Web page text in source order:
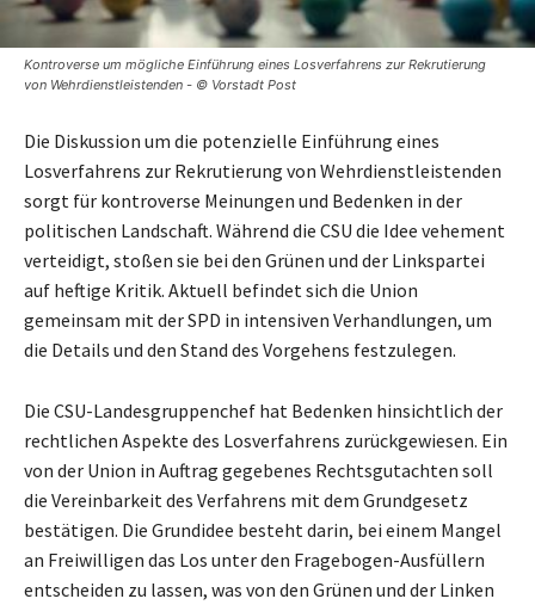
Kontroverse um mögliche Einführung eines Losverfahrens zur Rekrutierung
von Wehrdienstleistenden - © Vorstadt Post
Die Diskussion um die potenzielle Einführung eines
Losverfahrens zur Rekrutierung von Wehrdienstleistenden
sorgt für kontroverse Meinungen und Bedenken in der
politischen Landschaft. Während die CSU die Idee vehement
verteidigt, stoßen sie bei den Grünen und der Linkspartei
auf heftige Kritik. Aktuell befindet sich die Union
gemeinsam mit der SPD in intensiven Verhandlungen, um
die Details und den Stand des Vorgehens festzulegen.
Die CSU-Landesgruppenchef hat Bedenken hinsichtlich der
rechtlichen Aspekte des Losverfahrens zurückgewiesen. Ein
von der Union in Auftrag gegebenes Rechtsgutachten soll
die Vereinbarkeit des Verfahrens mit dem Grundgesetz
bestätigen. Die Grundidee besteht darin, bei einem Mangel
an Freiwilligen das Los unter den Fragebogen-Ausfüllern
entscheiden zu lassen, was von den Grünen und der Linken